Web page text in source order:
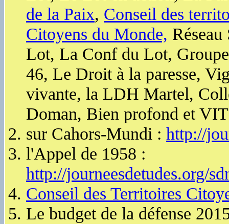
de la Paix, Conseil des
Citoyens du Monde,
Lot, La Conf du Lot,
46, Le Droit à la paresse,
vivante, la LDH Martel,
Doman, Bien profond et
sur Cahors-Mundi : http://
l'Appel de 1958 :
http://journeesdetudes.org/
Conseil des Territoires
Le budget de la défense